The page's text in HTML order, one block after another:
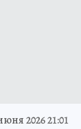
2026 21:01